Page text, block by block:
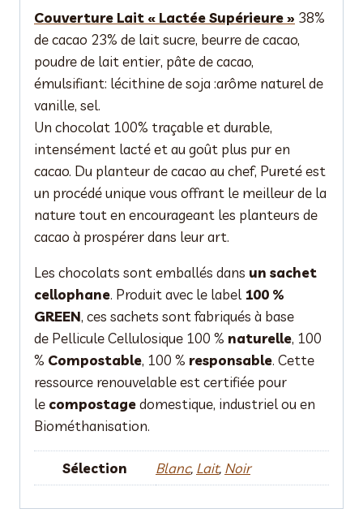
Couverture Lait « Lactée Supérieure » 38%
de cacao 23% de lait sucre, beurre de cacao,
poudre de lait entier, pâte de cacao,
émulsifiant: lécithine de soja :arôme naturel de
vanille, sel.
Un chocolat 100% traçable et durable,
intensément lacté et au goût plus pur en
cacao. Du planteur de cacao au chef, Pureté est
un procédé unique vous offrant le meilleur de la
nature tout en encourageant les planteurs de
cacao à prospérer dans leur art.
Les chocolats sont emballés dans un sachet
cellophane. Produit avec le label 100 %
GREEN, ces sachets sont fabriqués à base
de Pellicule Cellulosique 100 % naturelle, 100
% Compostable, 100 % responsable. Cette
ressource renouvelable est certifiée pour
le compostagedomestique, industriel ou en
Biométhanisation.
Sélection Blanc, Lait, Noir